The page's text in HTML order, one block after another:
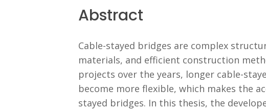
Abstract
Cable-stayed bridges are complex
materials, and efficient construction
projects over the years, longer cable-
become more flexible, which makes the
stayed bridges. In this thesis, the